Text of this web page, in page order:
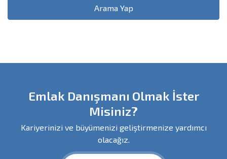
Arama Yap
Emlak Danışmanı Olmak İster
Misiniz?
Kariyerinizi ve büyümenizi geliştirmenize yardımcı
olacağız.